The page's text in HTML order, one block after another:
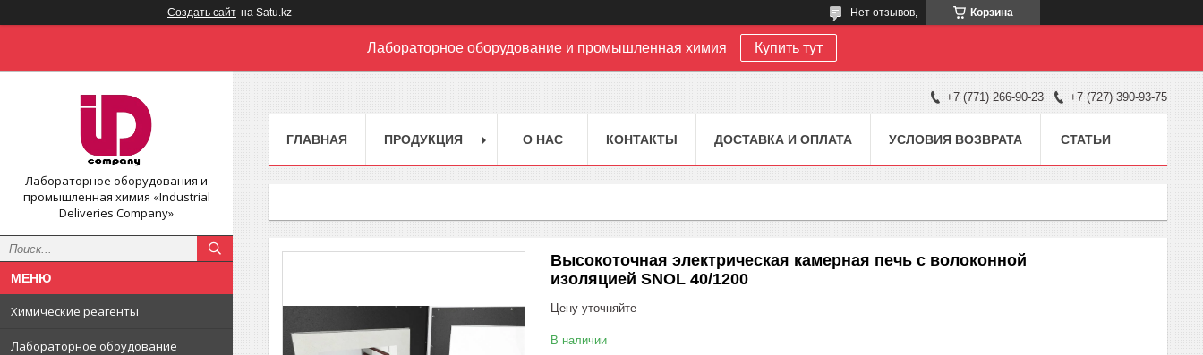
Создать сайт на Satu.kz Корзина
Нет отзывов,
Лабораторное оборудование и промышленная химия Купить тут
Лабораторное оборудования и
промышленная химия «Industrial
Deliveries Company»
Химические реагенты
Лабораторное обоудование
+7 (771) 266-90-23 +7 (727) 390-93-75
ГЛАВНАЯ ПРОДУКЦИЯ О НАС КОНТАКТЫ ДОСТАВКА И ОПЛАТА УСЛОВИЯ ВОЗВРАТА СТАТЬИ
Высокоточная электрическая камерная печь с волоконной
изоляцией SNOL 40/1200
Цену уточняйте
В наличии